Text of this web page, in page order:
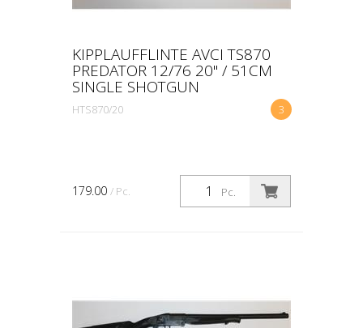
KIPPLAUFFLINTE AVCI TS870
PREDATOR 12/76 20" / 51CM
SINGLE SHOTGUN
3
HTS870/20
Pc.
179.00 / Pc.